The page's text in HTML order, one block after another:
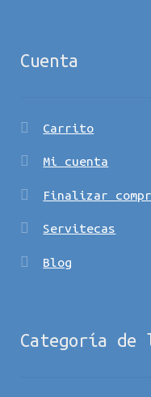
Cuenta
Carrito
Mi cuenta
Finalizar
Servitecas
Blog
Categoría de